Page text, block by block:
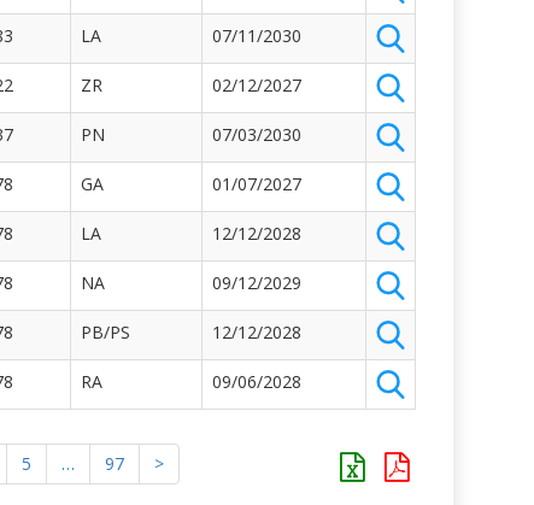
LA 07/11/2030
ZR 02/12/2027
PN 07/03/2030
GA 01/07/2027
LA 12/12/2028
NA 09/12/2029
PB/PS 12/12/2028
RA 09/06/2028
5 … 97 >